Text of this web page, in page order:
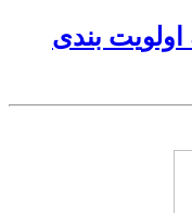
بندی